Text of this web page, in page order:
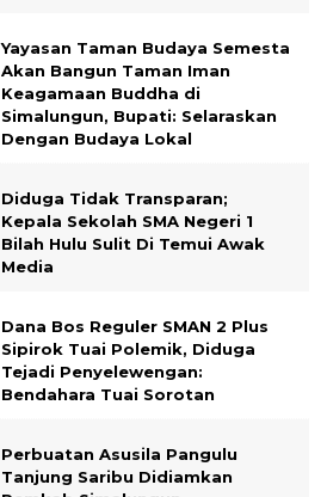
Yayasan Taman Budaya Semesta
Akan Bangun Taman Iman
Keagamaan Buddha di
Simalungun, Bupati: Selaraskan
Dengan Budaya Lokal
Diduga Tidak Transparan;
Kepala Sekolah SMA Negeri 1
Bilah Hulu Sulit Di Temui Awak
Media
Dana Bos Reguler SMAN 2 Plus
Sipirok Tuai Polemik, Diduga
Tejadi Penyelewengan:
Bendahara Tuai Sorotan
Perbuatan Asusila Pangulu
Tanjung Saribu Didiamkan